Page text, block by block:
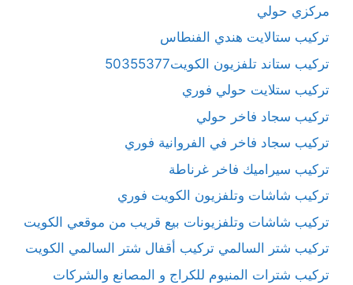
مركزي حولي
تركيب ستالايت هندي الفنطاس
تركيب ستاند تلفزيون الكويت50355377
تركيب ستلايت حولي فوري
تركيب سجاد فاخر حولي
تركيب سجاد فاخر في الفروانية فوري
تركيب سيراميك فاخر غرناطة
تركيب شاشات وتلفزيون الكويت فوري
تركيب شاشات وتلفزيونات بيع قريب من موقعي الكويت
تركيب شتر السالمي تركيب أقفال شتر السالمي الكويت
تركيب شترات المنيوم للكراج و المصانع والشركات